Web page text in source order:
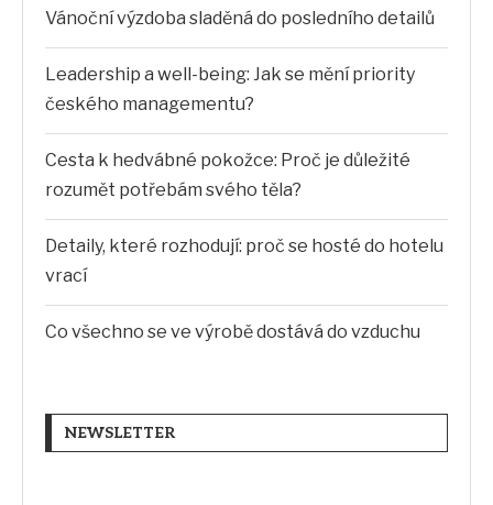
Vánoční výzdoba sladěná do posledního detailů
Leadership a well-being: Jak se mění priority
českého managementu?
Cesta k hedvábné pokožce: Proč je důležité
rozumět potřebám svého těla?
Detaily, které rozhodují: proč se hosté do hotelu
vrací
Co všechno se ve výrobě dostává do vzduchu
NEWSLETTER